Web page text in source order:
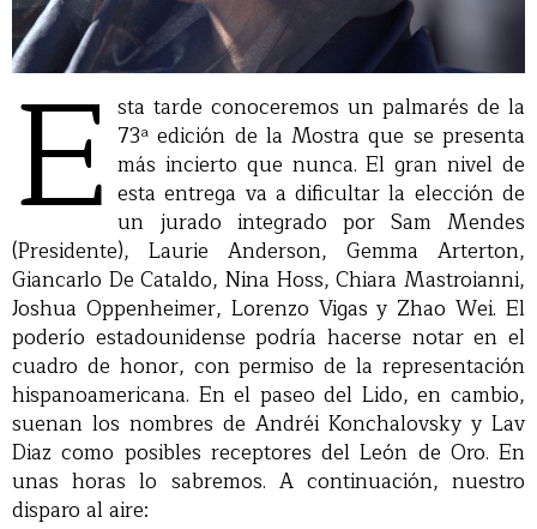
E sta tarde conoceremos un palmarés de la
73ª edición de la Mostra que se presenta
más incierto que nunca. El gran nivel de
esta entrega va a dificultar la elección de
un jurado integrado por Sam Mendes
(Presidente), Laurie Anderson, Gemma Arterton,
Giancarlo De Cataldo, Nina Hoss, Chiara Mastroianni,
Joshua Oppenheimer, Lorenzo Vigas y Zhao Wei. El
poderío estadounidense podría hacerse notar en el
cuadro de honor, con permiso de la representación
hispanoamericana. En el paseo del Lido, en cambio,
suenan los nombres de Andréi Konchalovsky y Lav
Diaz como posibles receptores del León de Oro. En
unas horas lo sabremos. A continuación, nuestro
disparo al aire: